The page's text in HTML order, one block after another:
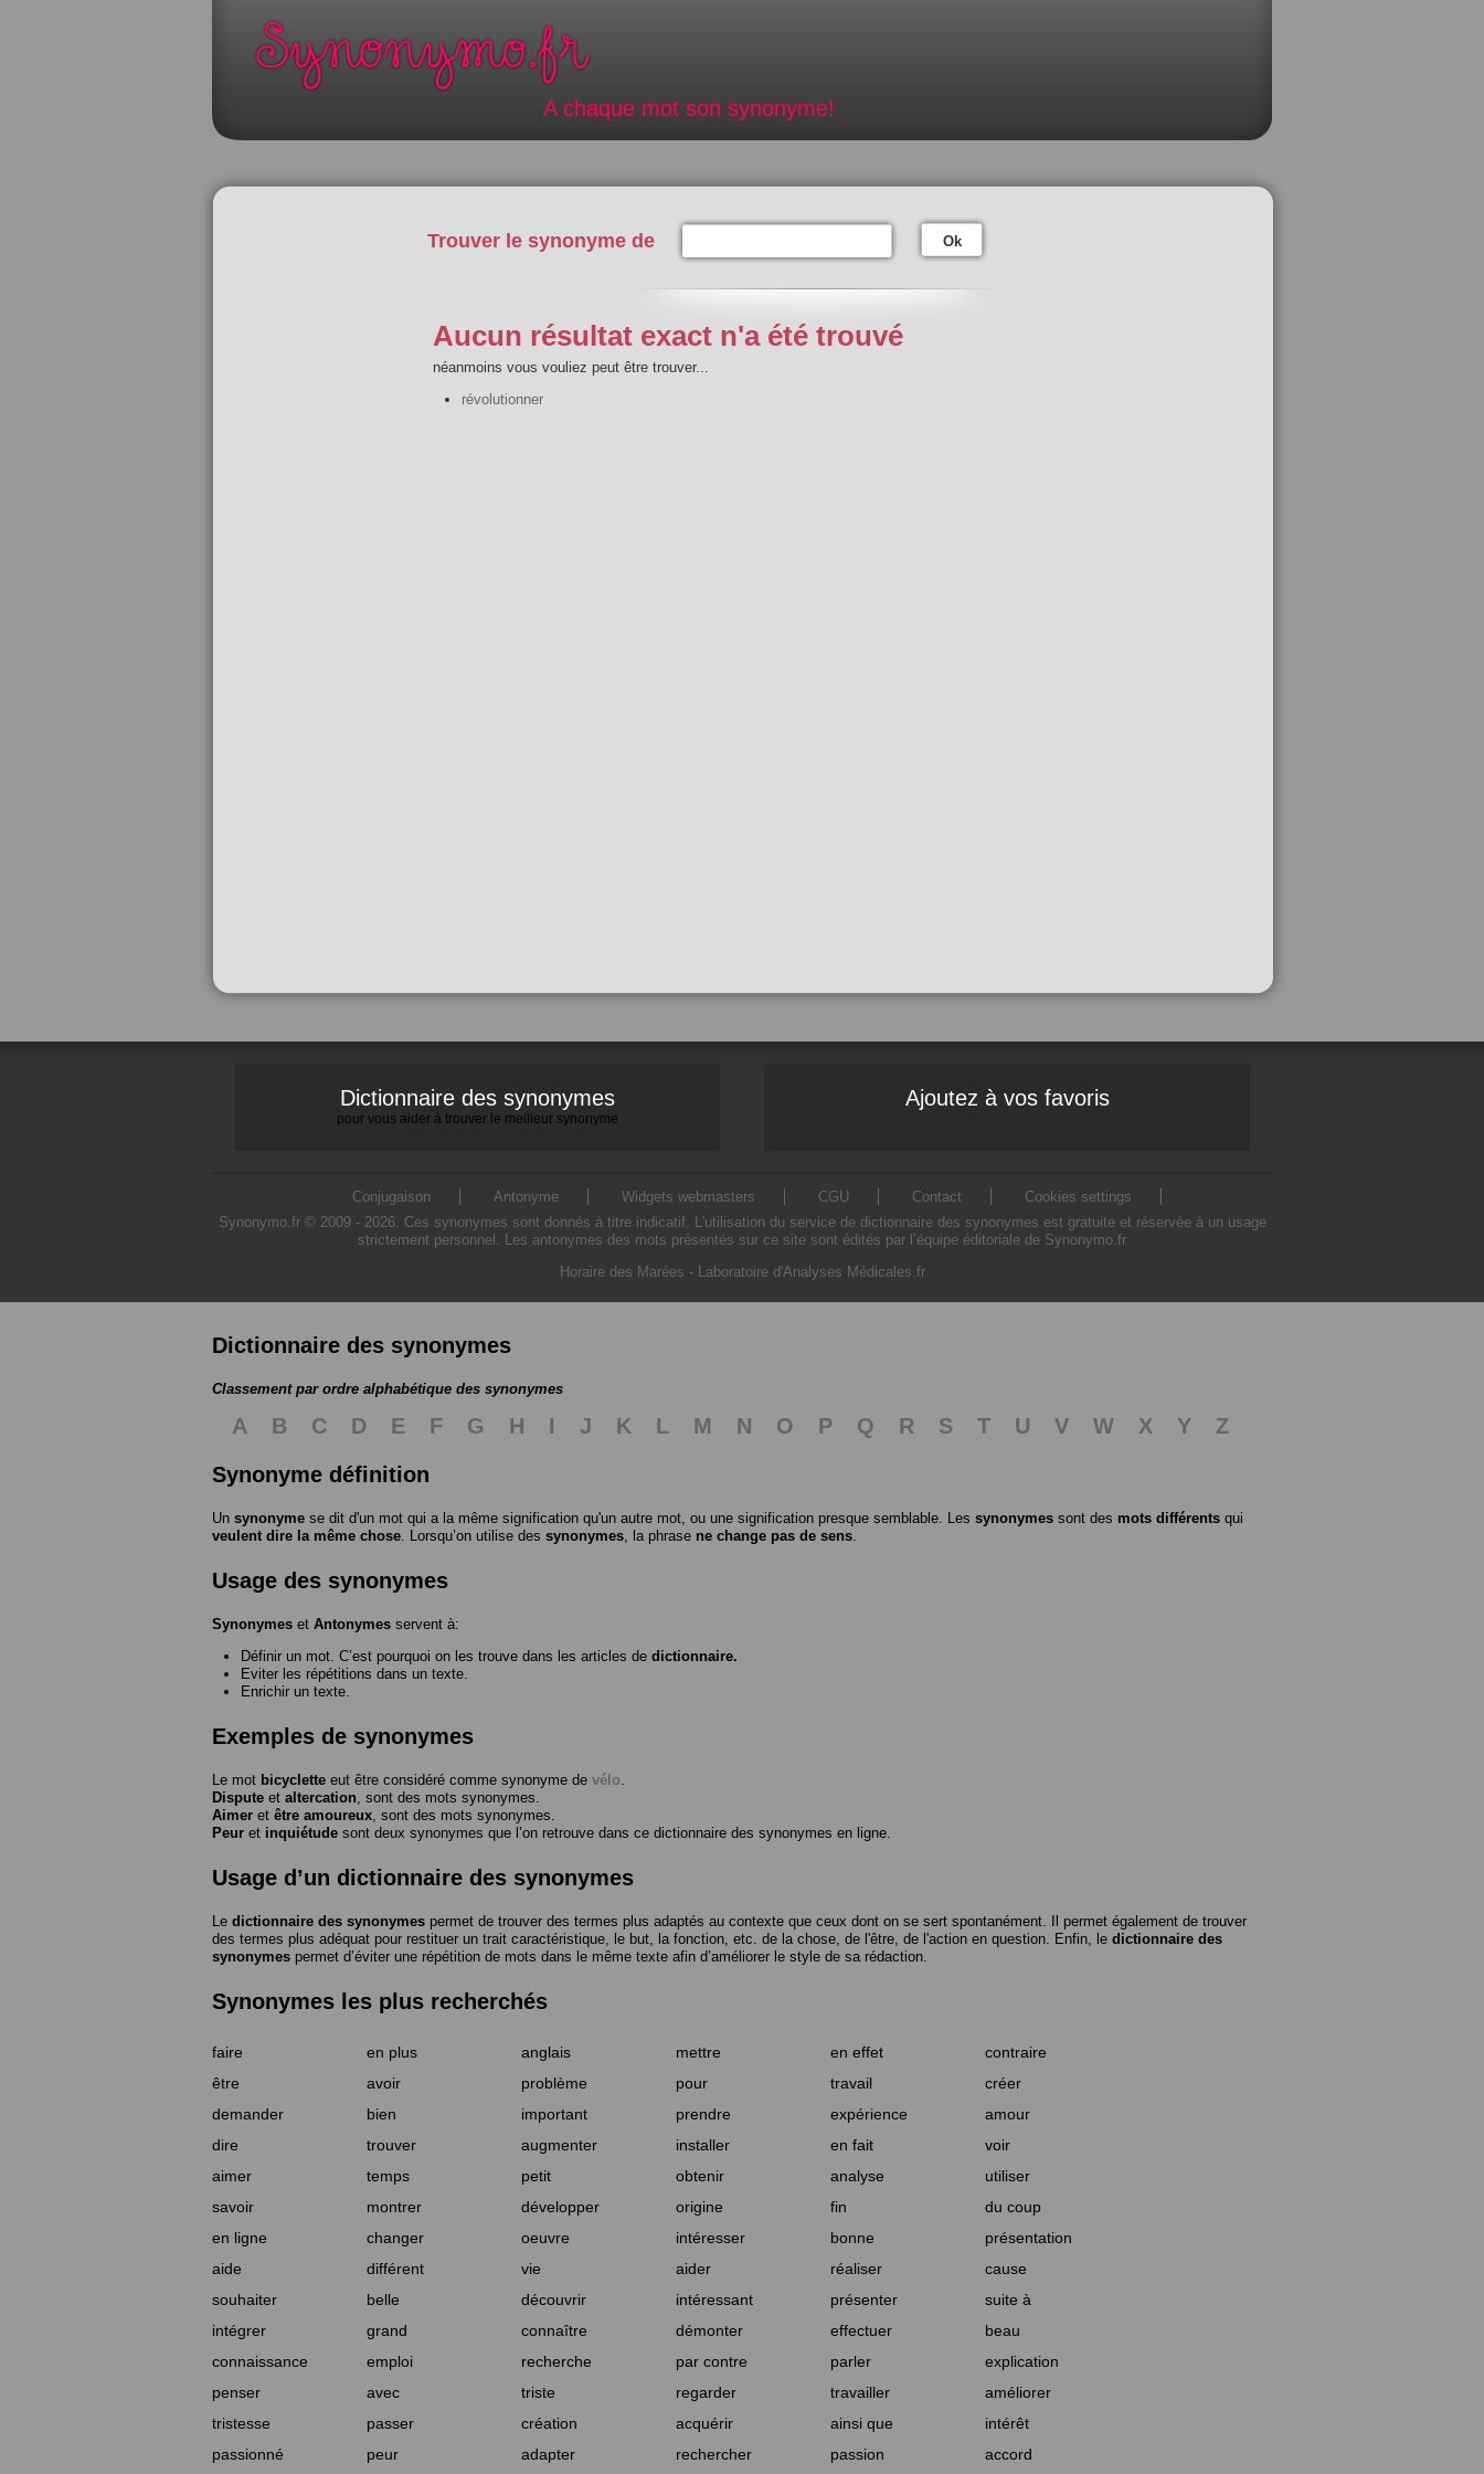
A chaque mot son synonyme!
Trouver le synonyme de Ok
Aucun résultat exact n'a été trouvé
néanmoins vous vouliez peut être trouver...
révolutionner
Dictionnaire des synonymes
pour vous aider à trouver le meilleur synonyme
Ajoutez à vos favoris
Conjugaison Antonyme Widgets webmasters CGU Contact
Cookies settings
Synonymo.fr © 2009 - 2026. Ces synonymes sont donnés à titre indicatif. L'utilisation du service de dictionnaire des synonymes est gratuite et réservée à un usage
strictement personnel. Les antonymes des mots présentés sur ce site sont édités par l’équipe éditoriale de Synonymo.fr
Horaire des Marées - Laboratoire d'Analyses Médicales.fr
Dictionnaire des synonymes
Classement par ordre alphabétique des synonymes
A B C D E F G H I J K L M N O P Q R S T U V W X Y
Z
Synonyme définition
Un synonyme se dit d'un mot qui a la même signification qu'un autre mot, ou une signification presque semblable. Les synonymes sont des mots différents qui
veulent dire la même chose . Lorsqu’on utilise des synonymes , la phrase ne change pas de sens
Usage des synonymes
Synonymes et Antonymes servent à:
Définir un mot. C’est pourquoi on les trouve dans les articles de dictionnaire.
Eviter les répétitions dans un texte.
Enrichir un texte.
Exemples de synonymes
Le mot bicyclette eut être considéré comme synonyme de vélo
Dispute et altercation , sont des mots synonymes.
Aimer et être amoureux , sont des mots synonymes.
Peur et inquiétude sont deux synonymes que l’on retrouve dans ce dictionnaire des synonymes en ligne.
Usage d’un dictionnaire des synonymes
Le dictionnaire des synonymes permet de trouver des termes plus adaptés au contexte que ceux dont on se sert spontanément. Il permet également de trouver
des termes plus adéquat pour restituer un trait caractéristique, le but, la fonction, etc. de la chose, de l'être, de l'action en question. Enfin, le dictionnaire des
synonymes permet d’éviter une répétition de mots dans le même texte afin d’améliorer le style de sa rédaction.
Synonymes les plus recherchés
faire en plus anglais mettre en effet
contraire
être
avoir problème pour travail
créer
demander
bien important prendre expérience
amour
dire
trouver augmenter installer en fait
voir
aimer
temps petit obtenir analyse
utiliser
savoir
montrer développer origine fin
du coup
en ligne
changer oeuvre intéresser bonne
présentation
aide
différent vie aider réaliser
cause
souhaiter
belle découvrir intéressant présenter
suite à
intégrer
grand connaître démonter effectuer
beau
connaissance
emploi recherche par contre parler
explication
penser
avec triste regarder travailler
améliorer
tristesse
passer création acquérir ainsi que
intérêt
passionné
peur adapter rechercher passion accord